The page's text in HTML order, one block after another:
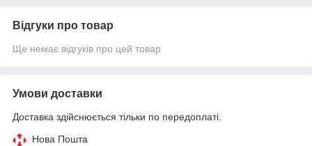
Відгуки про товар
Ще немає відгуків про цей товар
Умови доставки
Доставка здійснюється тільки по передоплаті.
Нова Пошта